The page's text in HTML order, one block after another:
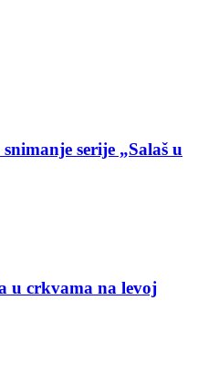
serije „Salaš u
u crkvama na levoj